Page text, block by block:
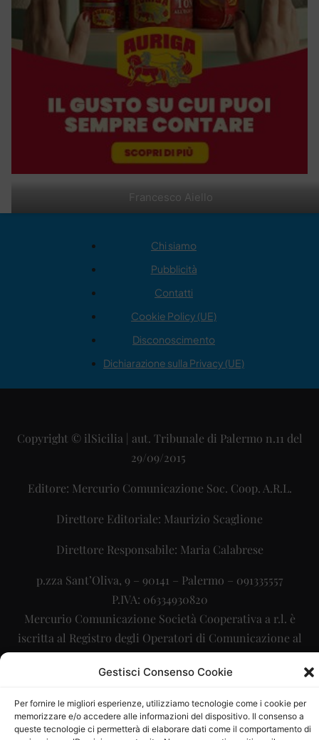
Gestisci Consenso Cookie
Per fornire le migliori esperienze, utilizziamo tecnologie come i cookie per
memorizzare e/o accedere alle informazioni del dispositivo. Il consenso a
queste tecnologie ci permetterà di elaborare dati come il comportamento di
Francesco Aiello
Chi siamo
Pubblicità
Contatti
Cookie Policy (UE)
Disconoscimento
Dichiarazione sulla Privacy (UE)
Copyright © ilSicilia | aut. Tribunale di Palermo n.11 del
29/09/2015
Editore: Mercurio Comunicazione Soc. Coop. A.R.L.
Direttore Editoriale: Maurizio Scaglione
Direttore Responsabile: Maria Calabrese
p.zza Sant’Oliva, 9 – 90141 – Palermo – 091335557
P.IVA: 06334930820
Mercurio Comunicazione Società Cooperativa a r.l. è
iscritta al Registro degli Operatori di Comunicazione al
numero 26988